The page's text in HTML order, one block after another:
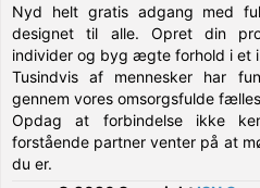
Nyd helt gratis adgang med
designet til alle. Opret din
individer og byg ægte forhold i et
Tusindvis af mennesker har
gennem vores omsorgsfulde
Opdag at forbindelse ikke
forstående partner venter på at
du er.